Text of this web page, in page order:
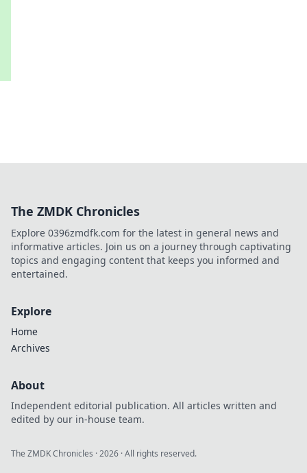
The ZMDK Chronicles
Explore 0396zmdfk.com for the latest in general news and
informative articles. Join us on a journey through captivating
topics and engaging content that keeps you informed and
entertained.
Explore
Home
Archives
About
Independent editorial publication. All articles written and
edited by our in-house team.
The ZMDK Chronicles ·2026 · All rights reserved.